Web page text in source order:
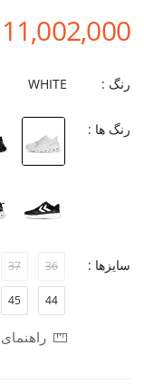
11,002,000 تومان
رنگ : WHITE
رنگ ها :
سایزها : 36
37
44
45